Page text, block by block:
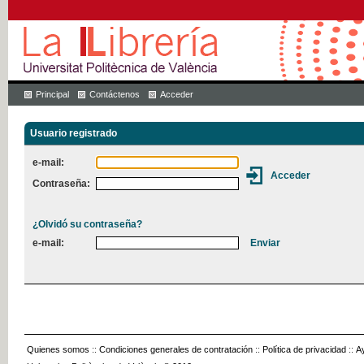
Principal Contáctenos Acceder
Usuario registrado
e-mail:
Contraseña:
¿Olvidó su contraseña?
e-mail:
Quienes somos :: Condiciones generales de contratación :: Política de privacidad ::